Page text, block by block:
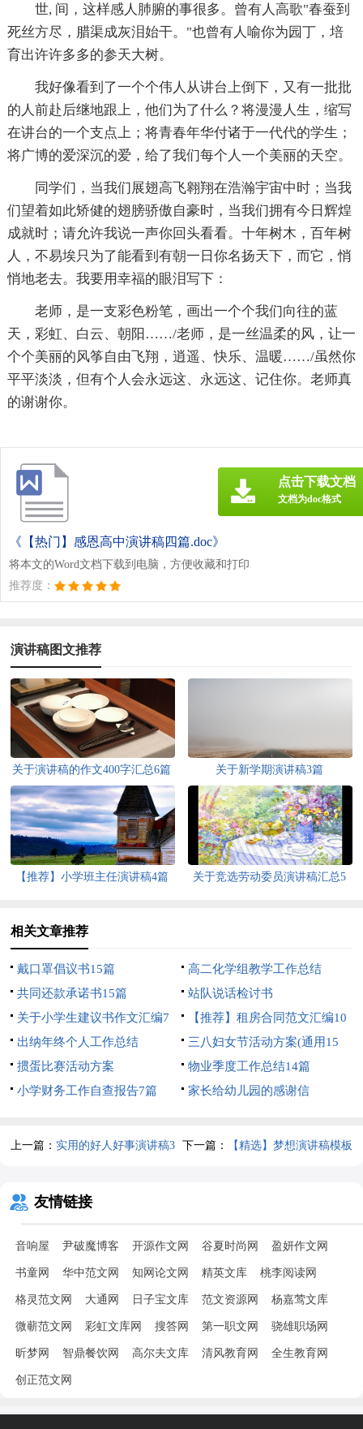
世, 间，这样感人肺腑的事很多。曾有人高歌"春蚕到
死丝方尽，腊渠成灰泪始干。"也曾有人喻你为园丁，培
育出许许多多的参天大树。
我好像看到了一个个伟人从讲台上倒下，又有一批批
的人前赴后继地跟上，他们为了什么？将漫漫人生，缩写
在讲台的一个支点上；将青春年华付诸于一代代的学生；
将广博的爱深沉的爱，给了我们每个人一个美丽的天空。
同学们，当我们展翅高飞翱翔在浩瀚宇宙中时；当我
们望着如此矫健的翅膀骄傲自豪时，当我们拥有今日辉煌
成就时；请允许我说一声你回头看看。十年树木，百年树
人，不易埃只为了能看到有朝一日你名扬天下，而它，悄
悄地老去。我要用幸福的眼泪写下：
老师，是一支彩色粉笔，画出一个个我们向往的蓝
天，彩虹、白云、朝阳……/老师，是一丝温柔的风，让一
个个美丽的风筝自由飞翔，逍遥、快乐、温暖……/虽然你
平平淡淡，但有个人会永远这、永远这、记住你。老师真
的谢谢你。
《【热门】感恩高中演讲稿四篇.doc》
将本文的Word文档下载到电脑，方便收藏和打印
推荐度：
点击下载文档
文档为doc格式
演讲稿图文推荐
关于演讲稿的作文400字汇总6篇 关于新学期演讲稿3篇
【推荐】小学班主任演讲稿4篇
关于竞选劳动委员演讲稿汇总5
相关文章推荐
戴口罩倡议书15篇
高二化学组教学工作总结
共同还款承诺书15篇
站队说话检讨书
关于小学生建议书作文汇编7
篇
【推荐】租房合同范文汇编10
篇
出纳年终个人工作总结
三八妇女节活动方案(通用15
篇)
掼蛋比赛活动方案
物业季度工作总结14篇
小学财务工作自查报告7篇
家长给幼儿园的感谢信
上一篇： 实用的好人好事演讲稿3 下一篇： 【精选】梦想演讲稿模板
友情链接
音响屋 尹破魔博客 开源作文网 谷夏时尚网 盈妍作文网
书童网 华中范文网 知网论文网 精英文库 桃李阅读网
格灵范文网 大通网 日子宝文库 范文资源网 杨嘉莺文库
微蕲范文网 彩虹文库网 搜答网 第一职文网 骁雄职场网
昕梦网 智鼎餐饮网 高尔夫文库 清风教育网 全生教育网
创正范文网